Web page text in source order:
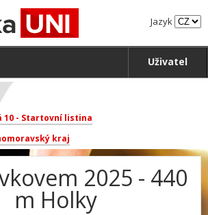
Jazyk
Uživatel
10 - Startovní listina
kraj
2025 - 440
m Holky